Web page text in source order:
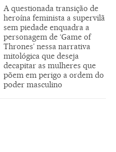
A questionada transição de
heroína feminista a supervilã
sem piedade enquadra a
personagem de ‘Game of
Thrones’ nessa narrativa
mitológica que deseja
decapitar as mulheres que
põem em perigo a ordem do
poder masculino